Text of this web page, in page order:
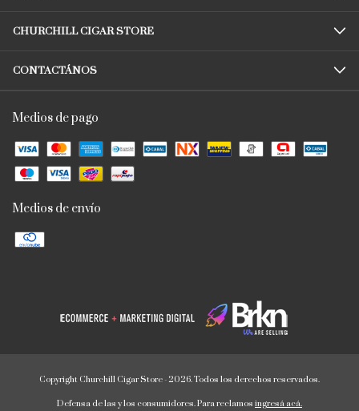
CHURCHILL CIGAR STORE
CONTACTÁNOS
Medios de pago
Medios de envío
Copyright Churchill Cigar Store - 2026. Todos los derechos reservados.
Defensa de las y los consumidores. Para reclamos ingresá acá.